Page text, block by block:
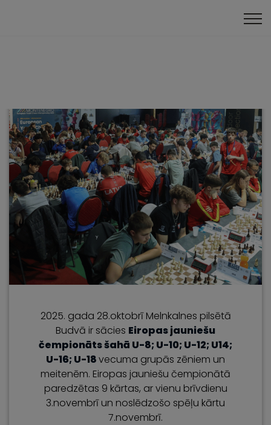
2025. gada 28.oktobrī Melnkalnes pilsētā
Budvā ir sācies Eiropas jauniešu
čempionāts šahā U-8; U-10; U-12; U14;
U-16; U-18vecuma grupās zēniem un
meitenēm. Eiropas jauniešu čempionātā
paredzētas 9 kārtas, ar vienu brīvdienu
3.novembrī un noslēdzošo spēļu kārtu
7.novembrī.